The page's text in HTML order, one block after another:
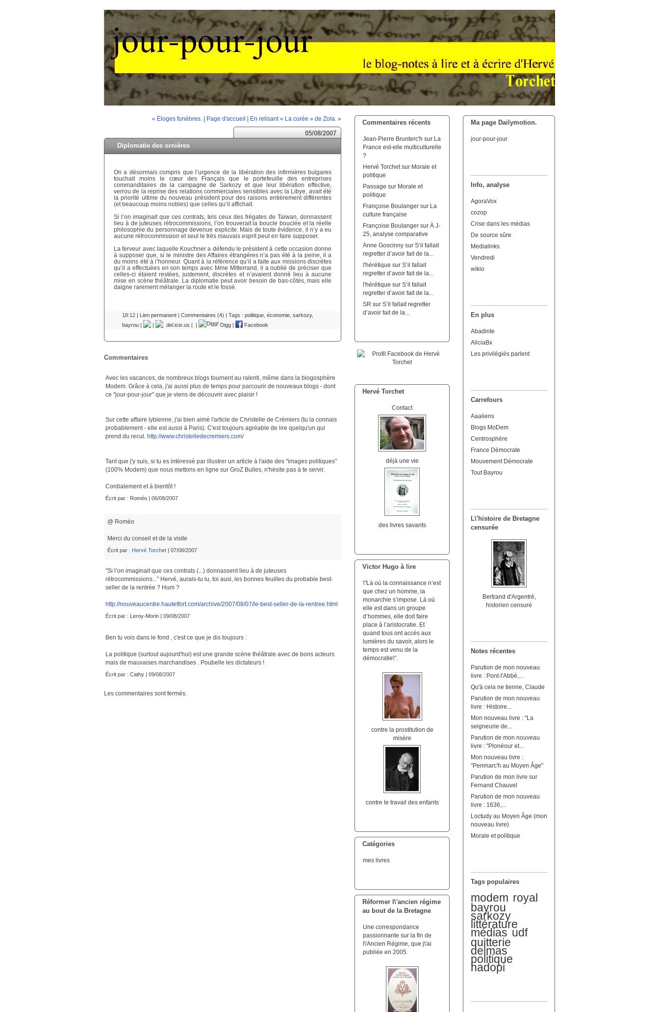
Ma page Dailymotion.
jour-pour-jour
Info, analyse
AgoraVox
cozop
Crise dans les médias
De source sûre
Medialinks
Vendredi
wikio
En plus
Abadinte
AliciaBx
Les privilégiés parlent
Carrefours
Aaaliens
Blogs MoDem
Centrosphère
France Démocrate
Mouvement Démocrate
Tout Bayrou
L\'histoire de Bretagne
censurée
Bertrand d'Argentré,
historien censuré
Notes récentes
Parution de mon nouveau
livre : Pont-l'Abbé,...
Qu'à cela ne tienne, Claude
Parution de mon nouveau
livre : Histoire...
Mon nouveau livre : "La
seigneurie de...
Parution de mon nouveau
livre : "Plonéour et...
Mon nouveau livre :
"Penmarc'h au Moyen Âge"
Parution de mon livre sur
Fernand Chauvel
Parution de mon nouveau
livre : 1636,...
Loctudy au Moyen Âge (mon
nouveau livre)
Morale et politique
Tags populaires
modem royal
bayrou
sarkozy
littérature
médias udf
quitterie
delmas
politique
hadopi
Commentaires récents
Jean-Pierre Brunterc'h sur La
France est-elle multiculturelle
?
Hervé Torchet sur Morale et
politique
Passage sur Morale et
politique
Françoise Boulanger sur La
culture française
Françoise Boulanger sur À J-
25, analyse comparative
Anne Goscinny sur S’il fallait
regretter d’avoir fait de la...
l'hérétique sur S’il fallait
regretter d’avoir fait de la...
l'hérétique sur S’il fallait
regretter d’avoir fait de la...
SR sur S’il fallait regretter
d’avoir fait de la...
Hervé Torchet
Contact
déjà une vie
des livres savants
Victor Hugo à lire
\"Là où la connaissance n’est
que chez un homme, la
monarchie s’impose. Là où
elle est dans un groupe
d’hommes, elle doit faire
place à l’aristocratie. Et
quand tous ont accès aux
lumières du savoir, alors le
temps est venu de la
démocratie\".
contre la prostitution de
misère
contre le travail des enfants
Catégories
mes livres
Réformer l\'ancien régime
au bout de la Bretagne
Une correspondance
passionnante sur la fin de
l\'Ancien Régime, que j\'ai
publiée en 2005.
« Éloges funèbres. | Page d'accueil | En relisant « La curée » de Zola. »
05/08/2007
Diplomatie des ornières
On a désormais compris que l’urgence de la libération des infirmières bulgares
touchait moins le cœur des Français que le portefeuille des entreprises
commanditaires de la campagne de Sarkozy et que leur libération effective,
verrou de la reprise des relations commerciales sensibles avec la Libye, avait été
la priorité ultime du nouveau président pour des raisons entièrement différentes
(et beaucoup moins nobles) que celles qu’il affichait.
Si l’on imaginait que ces contrats, tels ceux des frégates de Taiwan, donnassent
lieu à de juteuses rétrocommissions, l’on trouverait la boucle bouclée et la réelle
philosophie du personnage devenue explicite. Mais de toute évidence, il n’y a eu
aucune rétrocommission et seul le très mauvais esprit peut en faire supposer.
La ferveur avec laquelle Kouchner a défendu le président à cette occasion donne
à supposer que, si le ministre des Affaires étrangères n’a pas été à la peine, il a
du moins été à l’honneur. Quant à la référence qu’il a faite aux missions discrètes
qu’il a effectuées en son temps avec Mme Mitterrand, il a oublié de préciser que
celles-ci étaient restées, justement, discrètes et n’avaient donné lieu à aucune
mise en scène théâtrale. La diplomatie peut avoir besoin de bas-côtés, mais elle
daigne rarement mélanger la route et le fossé.
18:12 | Lien permanent | Commentaires (4) | Tags : politique économie sarkozy,
bayrou | | del.icio.us | | Digg | Facebook
Commentaires
Avec les vacances, de nombreux blogs tournent au ralenti, même dans la blogosphère
Modem. Grâce à cela, j'ai aussi plus de temps pour parcourir de nouveaux blogs - dont
ce "jour-pour-jour" que je viens de découvrir avec plaisir !
Sur cette affaire lybienne, j'ai bien aimé l'article de Christelle de Crémiers (tu la connais
probablement - elle est aussi à Paris). C'est toujours agréable de lire quelqu'un qui
prend du recul. http://www.christelledecremiers.com/
Tant que j'y suis, si tu es intéressé par illustrer un article à l'aide des "images politiques"
(100% Modem) que nous mettons en ligne sur GroZ Bulles, n'hésite pas à te servir.
Cordialement et à bientôt !
Écrit par : Roméo | 06/08/2007
@ Roméo
Merci du conseil et de la visite
Écrit par : Hervé Torchet | 07/08/2007
"Si l’on imaginait que ces contrats (...) donnassent lieu à de juteuses
rétrocommissions..." Hervé, aurais-tu lu, toi ausi, les bonnes feuilles du probable best-
seller de la rentrée ? Hum ?
http://nouveaucentre.hautetfort.com/archive/2007/08/07/le-best-seller-de-la-rentree.html
Écrit par : Leroy-Morin | 09/08/2007
Ben tu vois dans le fond , c'est ce que je dis toujours :
La politique (surtout aujourd'hui) est une grande scène théâtrale avec de bons acteurs
mais de mauvaises marchandises . Poubelle les dictateurs !
Écrit par : Cathy | 09/08/2007
Les commentaires sont fermés.